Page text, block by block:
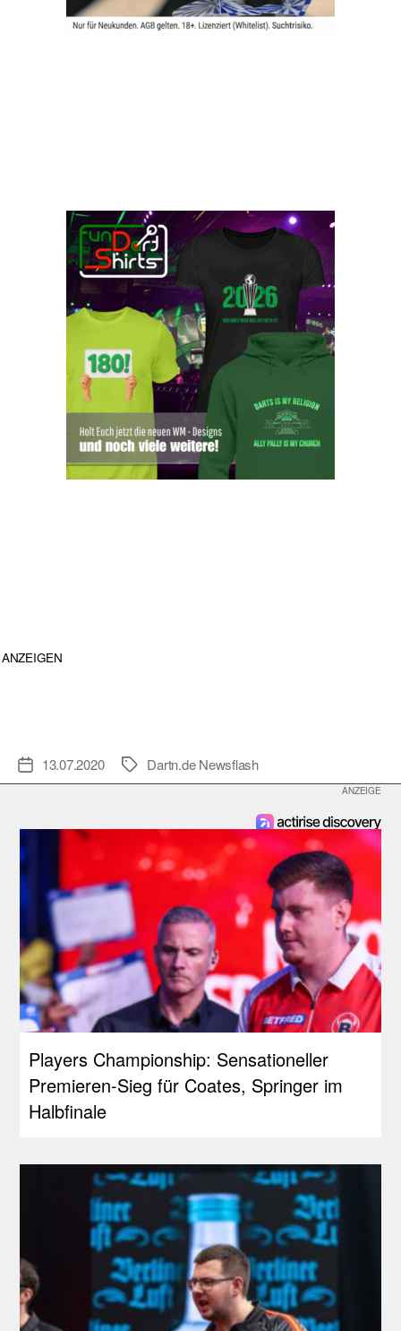
ANZEIGEN
Veröffentlichungsdatum
13.07.2020 Schlagwörter
Dartn.de Newsflash
Players Championship: Sensationeller
Premieren-Sieg für Coates, Springer im
Halbfinale